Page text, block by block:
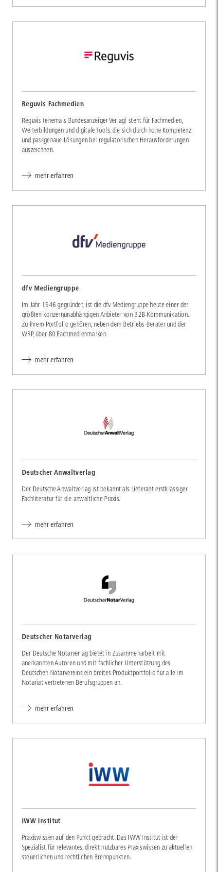
Reguvis Fachmedien
Reguvis (ehemals Bundesanzeiger Verlag) steht für Fachmedien,
Weiterbildungen und digitale Tools, die sich durch hohe Kompetenz
und passgenaue Lösungen bei regulatorischen Herausforderungen
auszeichnen.
mehr erfahren
dfv Mediengruppe
Im Jahr 1946 gegründet, ist die dfv Mediengruppe heute einer der
größten konzernunabhängigen Anbieter von B2B-Kommunikation.
Zu ihrem Portfolio gehören, neben dem Betriebs-Berater und der
WRP, über 80 Fachmedienmarken.
mehr erfahren
Deutscher Anwaltverlag
Der Deutsche Anwaltverlag ist bekannt als Lieferant erstklassiger
Fachliteratur für die anwaltliche Praxis.
mehr erfahren
Deutscher Notarverlag
Der Deutsche Notarverlag bietet in Zusammenarbeit mit
anerkannten Autoren und mit fachlicher Unterstützung des
Deutschen Notarvereins ein breites Produktportfolio für alle im
Notariat vertretenen Berufsgruppen an.
mehr erfahren
IWW Institut
Praxiswissen auf den Punkt gebracht. Das IWW Institut ist der
Spezialist für relevantes, direkt nutzbares Praxiswissen zu aktuellen
steuerlichen und rechtlichen Brennpunkten.